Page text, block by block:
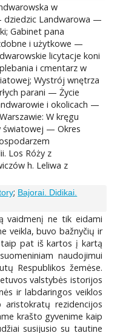
w
dziedzic Landwarowa —
Gabinet pana
i użytkowe —
licytacje koni
i cmentarz w
Wystrój wnętrza
parani — Życie
i okolicach —
W kręgu
światowej — Okres
Los Róży z
h. Leliwa z
; Bajorai. Didikai.
vaidmenį ne tik eidami
veikla, buvo bažnyčių ir
taip pat iš kartos į kartą
naudojimui
Respublikos žemėse.
valstybės istorijos
ir labdaringos veiklos
rezidencijos
krašto gyvenime kaip
susijusio su tautine